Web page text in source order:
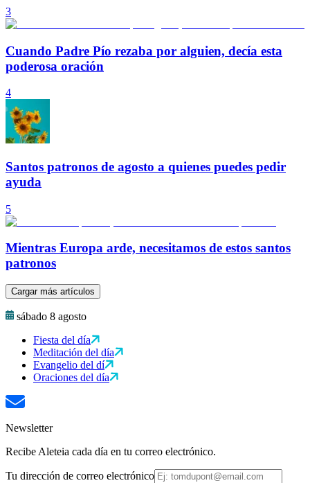
3
Cuando Padre Pío rezaba por alguien, decía esta
poderosa oración
4
Santos patronos de agosto a quienes puedes pedir
ayuda
5
Mientras Europa arde, necesitamos de estos santos
patronos
Cargar más artículos
sábado 8 agosto
Fiesta del día
Meditación del día
Evangelio del dí
Oraciones del día
Newsletter
Recibe Aleteia cada día en tu correo electrónico.
Tu dirección de correo electrónico